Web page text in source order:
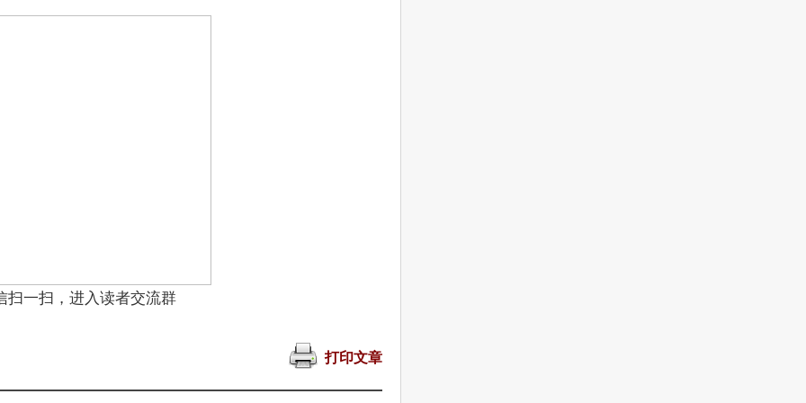
扫一扫，进入读者交流群
打印文章